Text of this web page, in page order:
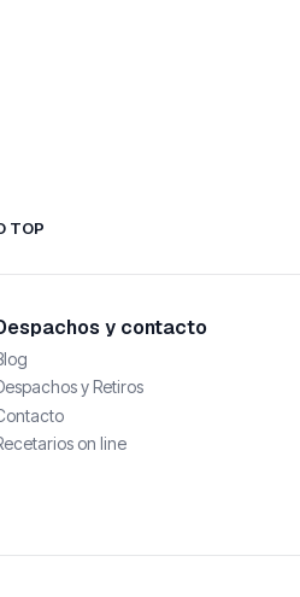
TOP
y contacto
y Retiros
on line